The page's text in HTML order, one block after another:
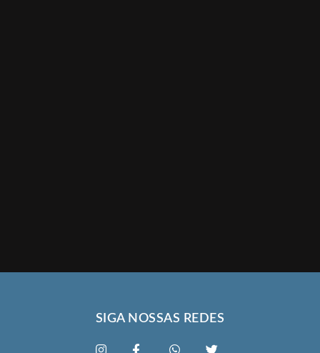
SIGA NOSSAS REDES